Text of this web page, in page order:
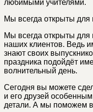
любимыми учителями.
Мы всегда открыты
Мы всегда открыты
наших клиентов. Ведь
знают своих
праздника подойдёт
волнительный день.
Сегодня вы можете
и его друзей
детали. А мы поможем